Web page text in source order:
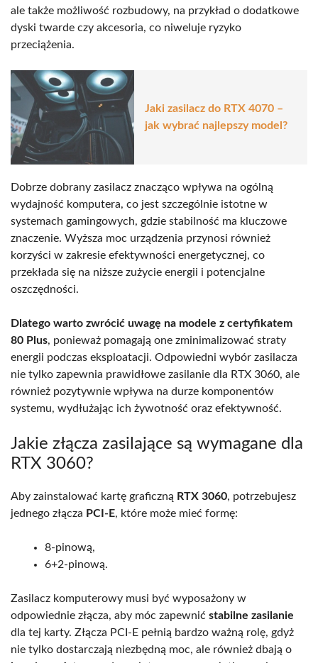
ale także możliwość rozbudowy, na przykład o dodatkowe
dyski twarde czy akcesoria, co niweluje ryzyko
przeciążenia.
Jaki zasilacz do RTX 4070 –
jak wybrać najlepszy model?
Dobrze dobrany zasilacz znacząco wpływa na ogólną
wydajność komputera, co jest szczególnie istotne w
systemach gamingowych, gdzie stabilność ma kluczowe
znaczenie. Wyższa moc urządzenia przynosi również
korzyści w zakresie efektywności energetycznej, co
przekłada się na niższe zużycie energii i potencjalne
oszczędności.
Dlatego warto zwrócić uwagę na modele z certyfikatem
80 Plus, ponieważ pomagają one zminimalizować straty
energii podczas eksploatacji. Odpowiedni wybór zasilacza
nie tylko zapewnia prawidłowe zasilanie dla RTX 3060, ale
również pozytywnie wpływa na durze komponentów
systemu, wydłużając ich żywotność oraz efektywność.
Jakie złącza zasilające są wymagane dla
RTX 3060?
Aby zainstalować kartę graficzną RTX 3060, potrzebujesz
jednego złącza PCI-E, które może mieć formę:
8-pinową,
6+2-pinową.
Zasilacz komputerowy musi być wyposażony w
odpowiednie złącza, aby móc zapewnić stabilne zasilanie
dla tej karty. Złącza PCI-E pełnią bardzo ważną rolę, gdyż
nie tylko dostarczają niezbędną moc, ale również dbają o